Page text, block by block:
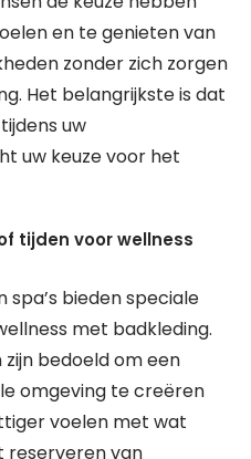
en te genieten van
zonder zich zorgen
Het belangrijkste is dat
uw
uw keuze voor het
tijden voor wellness
bieden speciale
met badkleding.
bedoeld om een
omgeving te creëren
voelen met wat
reserveren van